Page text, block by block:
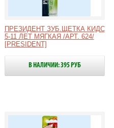
ПРЕЗИДЕНТ ЗУБ.ЩЕТКА КИДС
5-11 ЛЕТ МЯГКАЯ /АРТ. 624/
[PRESIDENT]
В НАЛИЧИИ: 395 РУБ